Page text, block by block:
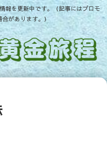
報を更新中です。（記事にはプロモ
があります。）